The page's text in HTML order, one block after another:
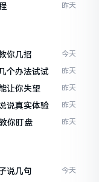
昨天
你几招 今天
个办法试试 昨天
让你失望 昨天
说真实体验 昨天
你盯盘 昨天
说几句 今天